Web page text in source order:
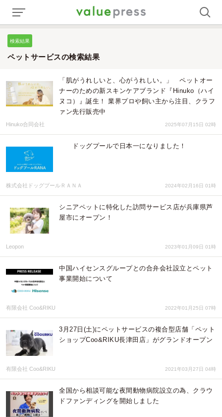
検索結果
ペットサービスの検索結果
「肌がうれしいと、心がうれしい。」 ペットオー
ナーのための新スキンケアブランド『Hinuko（ハイ
ヌコ）』誕生！ 業界プロや飼い主から注目、クラフ
ァン先行販売中
Hinuko合同会社 2025年07月15日 02時
ドッグプールで日本一になりました！
株式会社ドッグプールＲＡＮＡ 2024年02月16日 01時
シニアペットに特化した訪問サービス店が兵庫県芦
屋市にオープン！
Leopon 2023年01月09日 01時
中国ハイセンスグループとの合弁会社設立とペット
事業開始について
有限会社 Coo&RIKU 2022年01月25日 07時
3月27日(土)にペットサービスの複合型店舗「ペット
ショップCoo&RIKU長津田店」がグランドオープン
有限会社 Coo&RIKU 2021年03月27日 04時
全国から相談可能な夜間動物病院設立の為、クラウ
ドファンディングを開始しました